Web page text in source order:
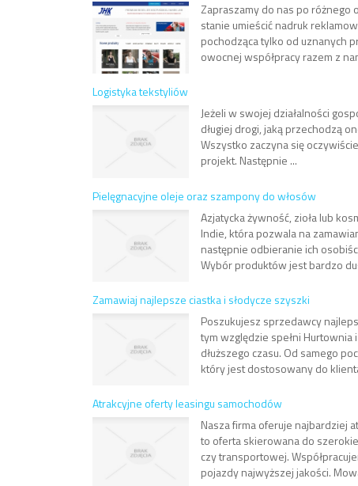
Zapraszamy do nas po różnego
stanie umieścić nadruk
pochodząca tylko od uznanych
owocnej współpracy razem z
Logistyka tekstyliów
Jeżeli w swojej działalności
długiej drogi, jaką przechodzą
Wszystko zaczyna się
projekt. Następnie ...
Pielęgnacyjne oleje oraz szampony do włosów
Azjatycka żywność, zioła lub
Indie, która pozwala na
następnie odbieranie ich
Wybór produktów jest bardzo
Zamawiaj najlepsze ciastka i słodycze szyszki
Poszukujesz sprzedawcy
tym względzie spełni Hurtownia
dłuższego czasu. Od samego
który jest dostosowany do
Atrakcyjne oferty leasingu samochodów
Nasza firma oferuje najbardziej
to oferta skierowana do
czy transportowej.
pojazdy najwyższej jakości.